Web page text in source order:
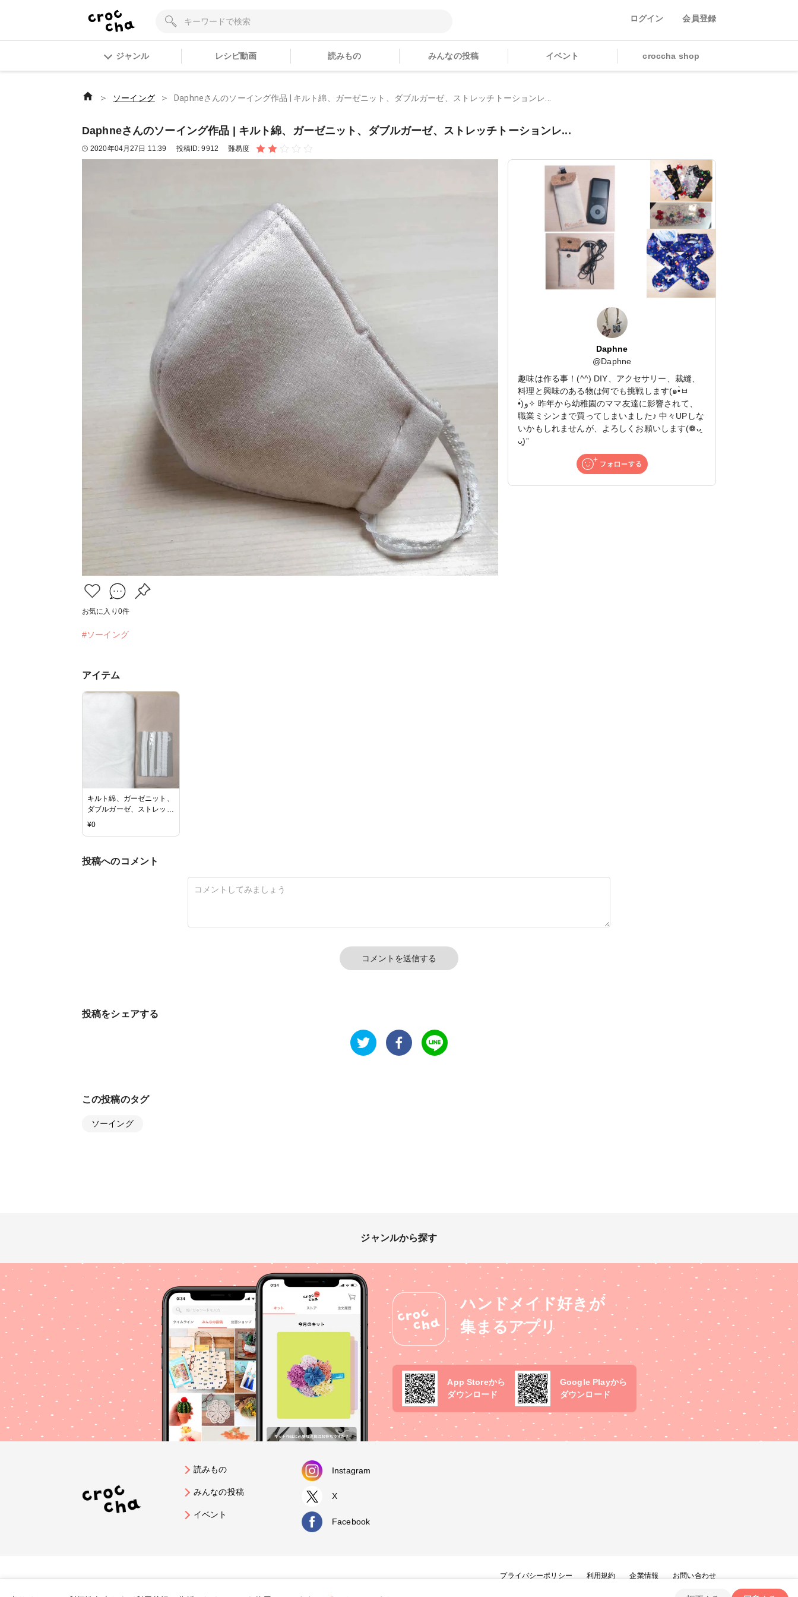
ログイン 会員登録
ジャンル レシピ動画 読みもの みんなの投稿 イベント croccha shop
＞ ソーイング ＞ Daphneさんのソーイング作品 | キルト綿、ガーゼニット、ダブルガーゼ、ストレッチトーションレ...
Daphneさんのソーイング作品 | キルト綿、ガーゼニット、ダブルガーゼ、ストレッチトーションレ...
2020年04月27日 11:39 投稿ID:9912 難易度
お気に入り 0件
#ソーイング
Daphne
@Daphne
趣味は作る事！(^^) DIY、アクセサリー、裁縫、
料理と興味のある物は何でも挑戦します(๑•̀ㅂ
•́)و✧ 昨年から幼稚園のママ友達に影響されて、
職業ミシンまで買ってしまいました♪ 中々UPしな
いかもしれませんが、よろしくお願いします(❁ᴗ͈
ᴗ͈)”
アイテム
キルト綿、ガーゼニット、
ダブルガーゼ、ストレッチ
トーションレース
¥0
投稿へのコメント
コメントを送信する
投稿をシェアする
この投稿のタグ
ソーイング
ジャンルから探す
ハンドメイド好きが
集まるアプリ
App Storeから
ダウンロード
Google Playから
ダウンロード
読みもの
みんなの投稿
イベント
Instagram
X
Facebook
プライバシーポリシー 利用規約 企業情報 お問い合わせ